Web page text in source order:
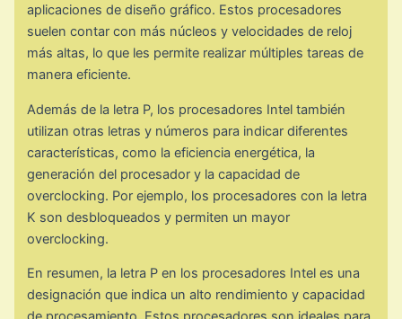
aplicaciones de diseño gráfico. Estos procesadores
suelen contar con más núcleos y velocidades de reloj
más altas, lo que les permite realizar múltiples tareas de
manera eficiente.
Además de la letra P, los procesadores Intel también
utilizan otras letras y números para indicar diferentes
características, como la eficiencia energética, la
generación del procesador y la capacidad de
overclocking. Por ejemplo, los procesadores con la letra
K son desbloqueados y permiten un mayor
overclocking.
En resumen, la letra P en los procesadores Intel es una
designación que indica un alto rendimiento y capacidad